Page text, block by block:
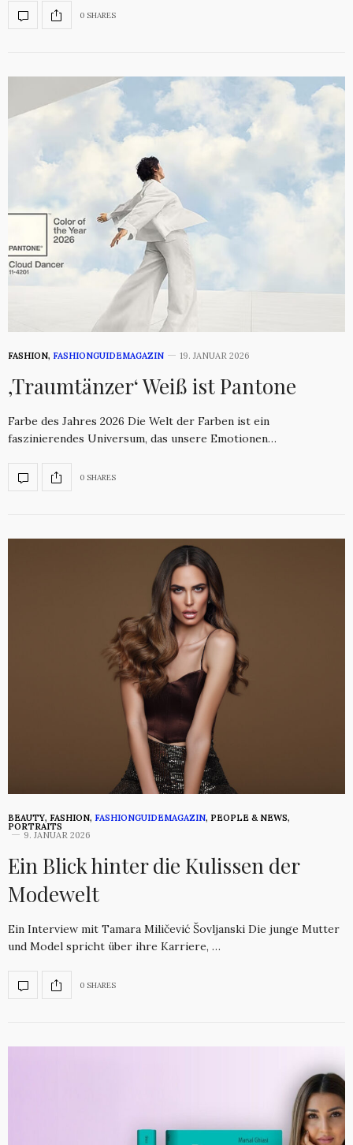
0 SHARES
FASHION, FASHIONGUIDEMAGAZIN 19. JANUAR 2026
‚Traumtänzer‘ Weiß ist Pantone
Farbe des Jahres 2026 Die Welt der Farben ist ein
faszinierendes Universum, das unsere Emotionen…
0 SHARES
BEAUTY, FASHION, FASHIONGUIDEMAGAZIN, PEOPLE & NEWS,
PORTRAITS
9. JANUAR 2026
Ein Blick hinter die Kulissen der
Modewelt
Ein Interview mit Tamara Miličević Šovljanski Die junge Mutter
und Model spricht über ihre Karriere, …
0 SHARES